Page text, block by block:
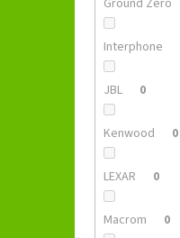
Ground Zero
Interphone
JBL 0
Kenwood 0
LEXAR 0
Macrom 0